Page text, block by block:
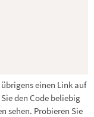
einen Link auf
den Code beliebig
sehen. Probieren Sie